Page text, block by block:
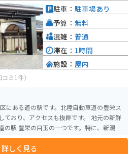
、地元で獲れた魚介類を使った料理を楽し
ーナーでは、干物や海産物の加工品など
コミ1件）
にある道の駅です。北陸自動車道の豊栄ス
、アクセスも抜群です。 地元の新鮮
の駅 豊栄の目玉の一つです。特に、新潟名
」は、お土産におすすめです。 バイク
車場が完備されているので安心です。ま
詳しく見る
駐車： 駐車場あり
予算： 無料
混雑： 普通
滞在： 1時間
施設： 屋内